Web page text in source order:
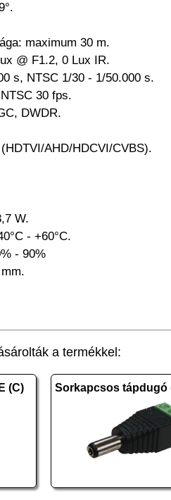
maximum 30 m.
@ F1.2, 0 Lux IR.
s, NTSC 1/30 - 1/50.000 s.
30 fps.
DWDR.
AHD/HDCVI/CVBS).
W.
- +60°C.
- 90%
a termékkel:
(C)